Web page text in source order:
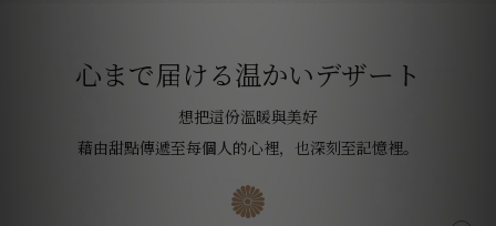
心まで届ける温かいデザート
想把這份溫暖與美好
藉由甜點傳遞至每個人的心裡，也深刻至記憶裡。